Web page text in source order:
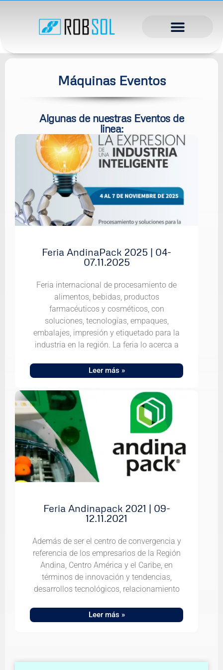
Máquinas Eventos
Algunas de nuestras Eventos de
linea:
Feria AndinaPack 2025 | 04-
07.11.2025
Feria internacional de procesamiento de
alimentos, bebidas, productos
farmacéuticos y cosméticos, con
soluciones, tecnologías, empaques,
embalajes, impresión y etiquetado para la
industria en la región. La feria lo acerca a
Leer más »
Feria Andinapack 2021 | 09-
12.11.2021
Además de ser el centro de convergencia y
referencia de los empresarios de la Región
Andina, Centro América y el Caribe, en
términos de innovación y tendencias,
desarrollos tecnológicos, relacionamiento
Leer más »